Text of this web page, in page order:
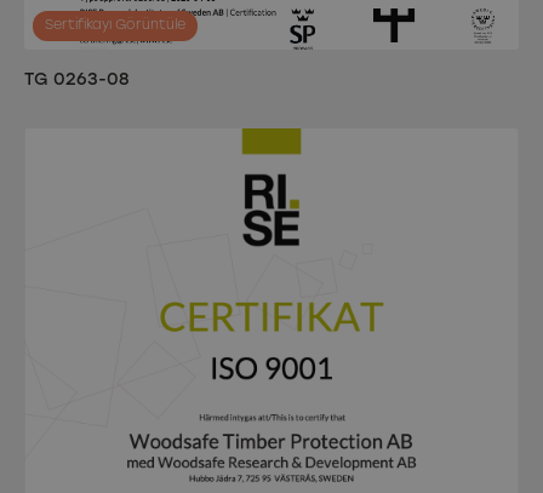
Sertifikayı Görüntüle
TG 0263-08